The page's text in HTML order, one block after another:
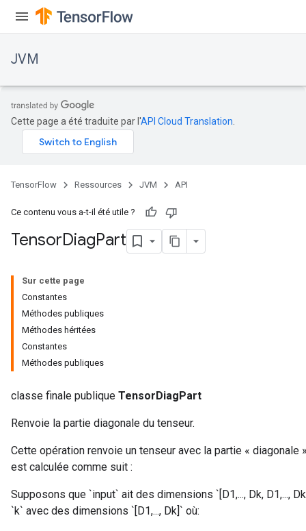
JVM
Cette page a été traduite par l'API Cloud Translation
TensorFlow Ressources JVM API
Ce contenu vous a-t-il été utile ?
TensorDiagPart
Sur cette page
Constantes
Méthodes publiques
Méthodes héritées
Constantes
Méthodes publiques
classe finale publique TensorDiagPart
Renvoie la partie diagonale du tenseur.
Cette opération renvoie un tenseur avec la partie « diagonale
est calculée comme suit :
Supposons que `input` ait des dimensions `[D1,..., Dk, D1,...,
`k` avec des dimensions `[D1,..., Dk]` où: